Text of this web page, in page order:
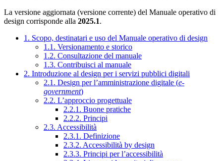
La versione aggiornata (versione corrente) del Manuale operativo di
design corrisponde alla 2025.1.
1. Scopo, destinatari e uso del Manuale operativo di design
1.1. Versionamento e storico
1.2. Consultazione del manuale
1.3. Contribuisci al manuale
2. Introduzione al design per i servizi pubblici digitali
2.1. Design per l’amministrazione digitale (e-
government)
2.2. L’approccio progettuale
2.2.1. Buone pratiche
2.2.2. Principi
2.3. Accessibilità
2.3.1. Definizione
2.3.2. Accessibilità by design
2.3.3. Principi per l’accessibilità